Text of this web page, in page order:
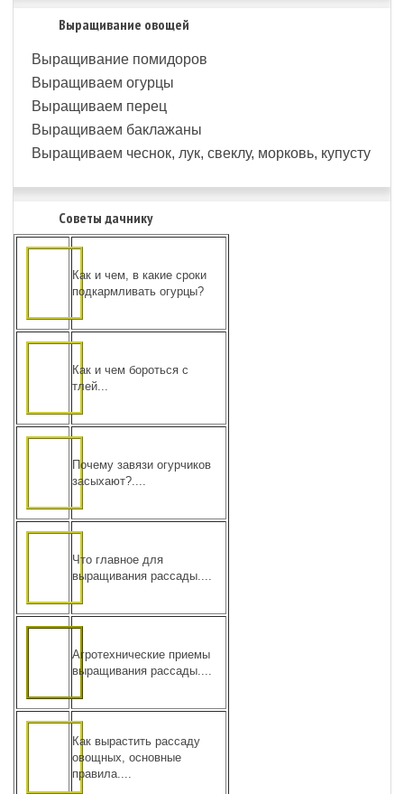
Выращивание овощей
Выращивание помидоров
Выращиваем огурцы
Выращиваем перец
Выращиваем баклажаны
Выращиваем чеснок, лук, свеклу, морковь, купусту
Советы дачнику
Как и чем, в какие сроки
подкармливать огурцы?
Как и чем бороться с
тлей...
Почему завязи огурчиков
засыхают?....
Что главное для
выращивания рассады....
Агротехнические приемы
выращивания рассады....
Как вырастить рассаду
овощных, основные
правила....